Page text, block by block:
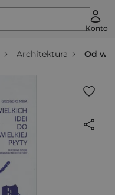
Konto
Architektura Od